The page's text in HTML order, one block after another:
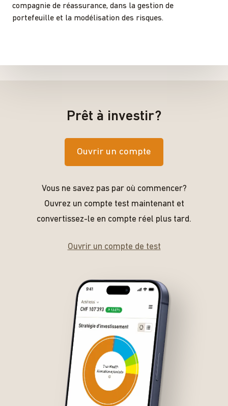
compagnie de réassurance, dans la gestion de
portefeuille et la modélisation des risques.
Prêt à investir?
Ouvrir un compte
Vous ne savez pas par où commencer?
Ouvrez un compte test maintenant et
convertissez-le en compte réel plus tard.
Ouvrir un compte de test